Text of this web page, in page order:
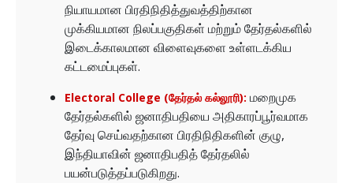
நியாயமான பிரதிநிதித்துவத்திற்கான
முக்கியமான நிலப்பகுதிகள் மற்றும் தேர்தல்களில்
இடைக்காலமான விளைவுகளை உள்ளடக்கிய
கட்டமைப்புகள்.
Electoral College (தேர்தல் கல்லூரி): மறைமுக
தேர்தல்களில் ஜனாதிபதியை அதிகாரப்பூர்வமாக
தேர்வு செய்வதற்கான பிரதிநிதிகளின் குழு,
இந்தியாவின் ஜனாதிபதித் தேர்தலில்
பயன்படுத்தப்படுகிறது.